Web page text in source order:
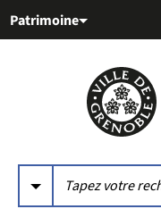
au
auPatrimoine